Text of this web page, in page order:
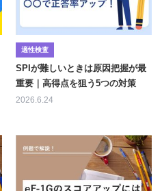
無料
適性検査
SPIが難しいときは原因把握が最
重要｜高得点を狙う5つの対策
2026.6.24